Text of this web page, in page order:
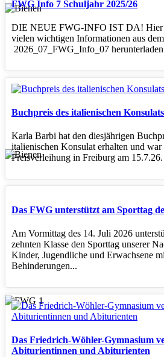
FWG Info 7 Schuljahr 2025/26
DIE NEUE FWG-INFO IST DA! Hier
vielen wichtigen Informationen aus
2026_07_FWG_Info_07 herunterladen
Buchpreis des italienischen
Karla Barbi hat den diesjährigen
italienischen Konsulat erhalten und
Preisverleihung in Freiburg am 15.7.26.
Das FWG unterstützt am Sporttag
Am Vormittag des 14. Juli 2026
zehnten Klasse den Sporttag unserer
Kinder, Jugendliche und Erwachsene
Behinderungen...
Das Friedrich-Wöhler-Gymnasium
Abiturientinnen und Abiturienten